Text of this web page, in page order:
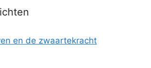
en de zwaartekracht